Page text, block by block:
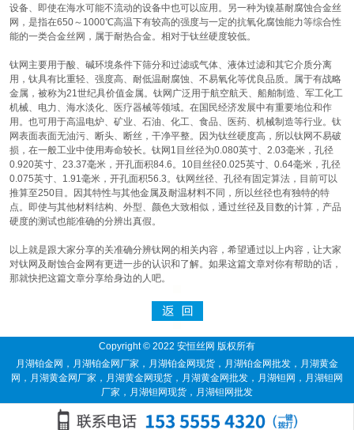
设备、即使在海水可能不流动的设备中也可以应用。另一种为镍基耐腐蚀合金丝
网，是指在650～1000℃高温下有较高的强度与一定的抗氧化腐蚀能力等综合性
能的一类合金丝网，属于耐热合金。相对于钛丝硬度较低。
钛网主要用于酸、碱环境条件下筛分和过滤或气体、液体过滤和其它介质分离
用，钛具有比重轻、强度高、耐低温耐腐蚀、不易氧化等优良品质。属于有战略
金属，被称为21世纪具价值金属。钛网广泛用于航空航天、船舶制造、军工化工
机械、电力、海水淡化、医疗器械等领域。在国民经济发展中有重要地位和作
用。也可用于高温电炉、矿业、石油、化工、食品、医药、机械制造等行业。钛
网表面表面无油污、断头、断丝，干净平整。因为钛丝硬度高，所以钛网不易破
损，在一般工业中使用寿命较长。钛网1目丝径为0.080英寸、2.03毫米，孔径
0.920英寸、23.37毫米，开孔面积84.6。10目丝径0.025英寸、0.64毫米，孔径
0.075英寸、1.91毫米，开孔面积56.3。钛网丝径、孔径有固定算法，目前可以
推算至250目。因其特性与其他金属及耐温材料不同，所以丝径也有独特的特
点。即使与其他材料结构、外型、颜色大致相似，通过丝径及目数的计算，产品
硬度的测试也能准确的分辨出真假。
以上就是跟大家分享的关准确分辨钛网的相关内容，希望通过以上内容，让大家
对钛网及耐蚀合金网有更进一步的认识和了解。如果这篇文章对你有帮助的话，
那就快把这篇文章分享给身边的人吧。
Copyright © 2022 安恒丝网 版权所有
月湖铂金网 ， 月湖铂金网厂家 ， 月湖铂金网现货 ， 月湖铂金网批发 ， 月湖黄金
网 ， 月湖黄金网厂家 ， 月湖黄金网现货 ， 月湖黄金网批发 ， 月湖钽网 ， 月湖钽网
厂家 ， 月湖钽网现货 ， 月湖钽网批发
渝水, 分宜 ,鹰潭,月湖 余江,贵溪, 赣州 ,章贡,南康 ,赣县 信丰
崇义,安远,定南,全南 ,宁都,1,2, 3,4,5,6,7,8